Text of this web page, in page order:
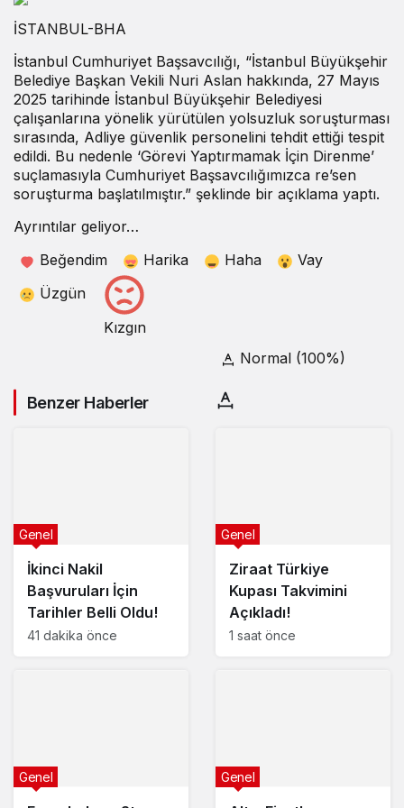
İSTANBUL-BHA
İstanbul Cumhuriyet Başsavcılığı, “İstanbul Büyükşehir
Belediye Başkan Vekili Nuri Aslan hakkında, 27 Mayıs
2025 tarihinde İstanbul Büyükşehir Belediyesi
çalışanlarına yönelik yürütülen yolsuzluk soruşturması
sırasında, Adliye güvenlik personelini tehdit ettiği tespit
edildi. Bu nedenle ‘Görevi Yaptırmamak İçin Direnme’
suçlamasıyla Cumhuriyet Başsavcılığımızca re’sen
soruşturma başlatılmıştır.” şeklinde bir açıklama yaptı.
Ayrıntılar geliyor…
Beğendim
Harika Haha
Vay
Üzgün
Kızgın
Soruşturmalarında Şok
Suçlama!
Normal (100%)
Küçük 100% Dev
Varsayılana dön
Benzer Haberler
İkinci Nakil
Başvuruları İçin
Tarihler Belli Oldu!
Genel
41 dakika önce
Ziraat Türkiye
Kupası Takvimini
Açıkladı!
Genel
1 saat önce
Genel Genel